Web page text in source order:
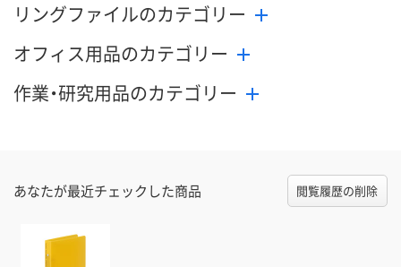
リングファイルのカテゴリー
オフィス用品のカテゴリー
作業・研究用品のカテゴリー
あなたが最近チェックした商品 閲覧履歴の削除